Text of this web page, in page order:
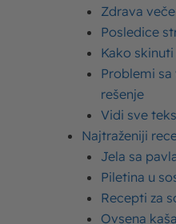
Zdrava
Posledice
Kako
Problemi
rešenje
Vidi sve
Najtraženiji
Jela sa
Piletina u
Recepti za
Ovsena kaša
Upišite ovde
Vaša adresa e-pošte